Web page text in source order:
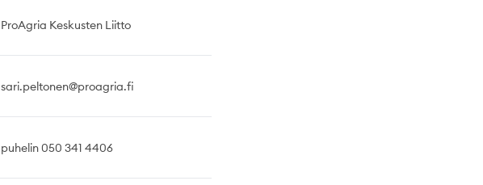
ProAgria Keskusten Liitto
sari.peltonen@proagria.fi
puhelin 050 341 4406